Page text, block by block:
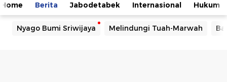
Home Berita Jabodetabek Internasional Hukum
Nyago Bumi Sriwijaya Melindungi Tuah-Marwah